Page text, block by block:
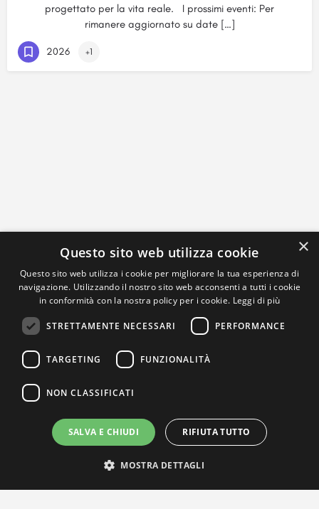
progettato per la vita reale. I prossimi eventi: Per
rimanere aggiornato su date […]
2026 +1
×
Questo sito web utilizza cookie
Questo sito web utilizza i cookie per migliorare la tua esperienza di
navigazione. Utilizzando il nostro sito web acconsenti a tutti i cookie
in conformità con la nostra policy per i cookie. Leggi di più
STRETTAMENTE NECESSARI PERFORMANCE
TARGETING FUNZIONALITÀ
NON CLASSIFICATI
SALVA E CHIUDI RIFIUTA TUTTO
MOSTRA DETTAGLI